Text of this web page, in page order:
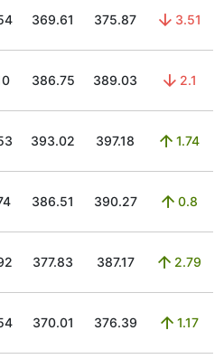
369.61 375.87 3.51
386.75 389.03 2.1
393.02 397.18 1.74
386.51 390.27 0.8
377.83 387.17 2.79
370.01 376.39 1.17